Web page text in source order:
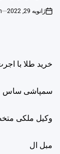
ژانویه 29, 2022
خرید طلا با
سمپاشی ساس
وکیل ملکی
مبل ال